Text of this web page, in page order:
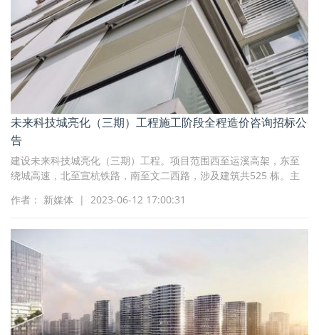
未来科技城亮化（三期）工程施工阶段全程造价咨询招标公
告
建设未来科技城亮化（三期）工程。项目范围西至运溪高架，东至
绕城高速，北至宣杭铁路，南至文二西路，涉及建筑共525 栋。主
筑，以及景观节点进行亮化设计。项目总投资估算约为11694万元，
施工阶段全
作者： 新媒体 | 2023-06-12 17:00:31